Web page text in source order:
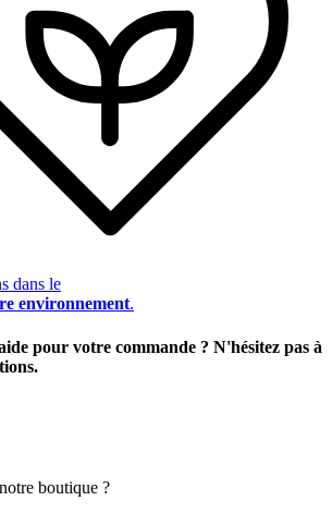
dans le
environnement.
pour votre commande ? N'hésitez pas à
boutique ?